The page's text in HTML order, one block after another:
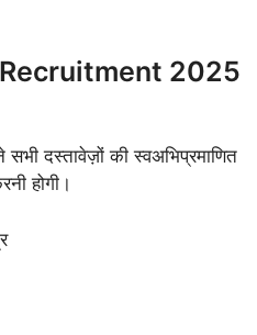
2025
दस्तावेज़ों की स्वअभिप्रमाणित
होगी।